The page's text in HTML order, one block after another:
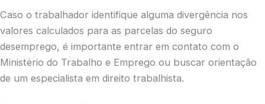
Caso o trabalhador identifique alguma divergência nos
valores calculados para as parcelas do seguro
desemprego, é importante entrar em contato com o
Ministério do Trabalho e Emprego ou buscar orientação
de um especialista em direito trabalhista.